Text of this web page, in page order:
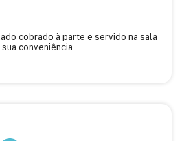
cobrado à parte e servido na sala
sua conveniência.